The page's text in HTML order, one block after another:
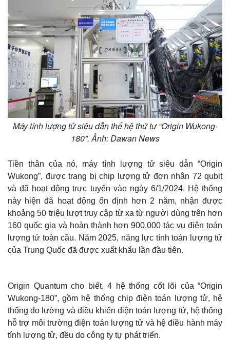
Máy tính lượng tử siêu dẫn thế hệ thứ tư “Origin Wukong-
180”. Ảnh: Dawan News
Tiền thân của nó, máy tính lượng tử siêu dẫn “Origin
Wukong”, được trang bị chip lượng tử đơn nhân 72 qubit
và đã hoạt động trực tuyến vào ngày 6/1/2024. Hệ thống
này hiện đã hoạt động ổn định hơn 2 năm, nhận được
khoảng 50 triệu lượt truy cập từ xa từ người dùng trên hơn
160 quốc gia và hoàn thành hơn 900.000 tác vụ điện toán
lượng tử toàn cầu. Năm 2025, năng lực tính toán lượng tử
của Trung Quốc đã được xuất khẩu lần đầu tiên.
Origin Quantum cho biết, 4 hệ thống cốt lõi của “Origin
Wukong-180”, gồm hệ thống chip điện toán lượng tử, hệ
thống đo lường và điều khiển điện toán lượng tử, hệ thống
hỗ trợ môi trường điện toán lượng tử và hệ điều hành máy
tính lượng tử, đều do công ty tự phát triển.